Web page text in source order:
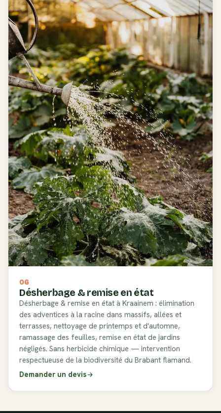
06
Désherbage & remise en état
Désherbage & remise en état à Kraainem : élimination
des adventices à la racine dans massifs, allées et
terrasses, nettoyage de printemps et d'automne,
ramassage des feuilles, remise en état de jardins
négligés. Sans herbicide chimique — intervention
respectueuse de la biodiversité du Brabant flamand.
Demander un devis